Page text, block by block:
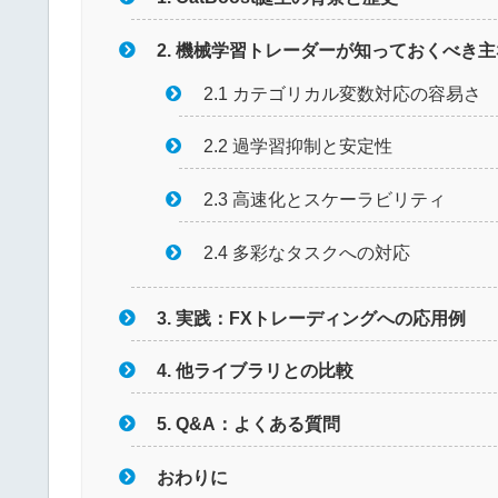
2. 機械学習トレーダーが知っておくべき
2.1 カテゴリカル変数対応の容易さ
2.2 過学習抑制と安定性
2.3 高速化とスケーラビリティ
2.4 多彩なタスクへの対応
3. 実践：FXトレーディングへの応用例
4. 他ライブラリとの比較
5. Q&A：よくある質問
おわりに